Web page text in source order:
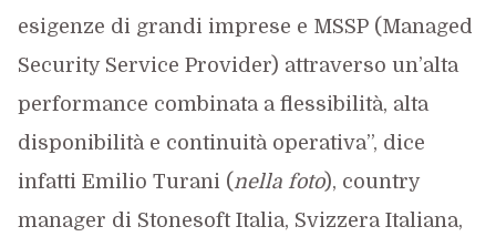
esigenze di grandi imprese e MSSP (Managed
Security Service Provider) attraverso un’alta
performance combinata a flessibilità, alta
disponibilità e continuità operativa”, dice
infatti Emilio Turani (nella foto), country
manager di Stonesoft Italia, Svizzera Italiana,